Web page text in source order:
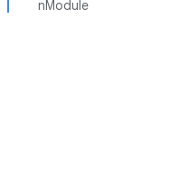
nModule